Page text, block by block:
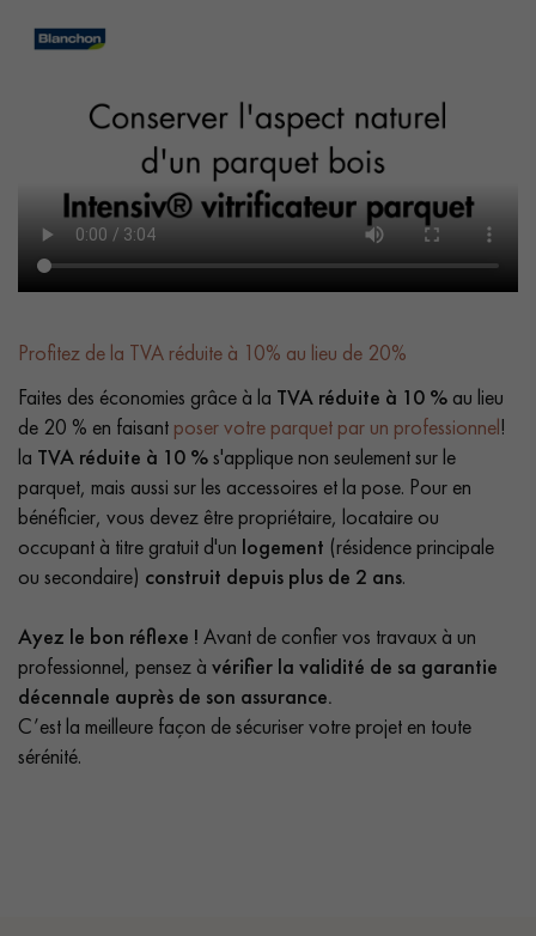
Profitez de la TVA réduite à 10% au lieu de 20%
Faites des économies grâce à la TVA réduite à 10 % au lieu
de 20 % en faisant poser votre parquet par un professionnel!
la TVA réduite à 10 %s'applique non seulement sur le
parquet, mais aussi sur les accessoires et la pose. Pour en
bénéficier, vous devez être propriétaire, locataire ou
occupant à titre gratuit d'un logement (résidence principale
ou secondaire) construit depuis plus de 2 ans.
Ayez le bon réflexe ! Avant de confier vos travaux à un
professionnel, pensez à vérifier la validité de sa garantie
décennale auprès de son assurance.
C’est la meilleure façon de sécuriser votre projet en toute
sérénité.